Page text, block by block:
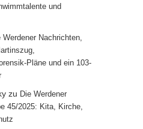
und
Werdener Nachrichten,
Pläne und ein 103-
zu Die Werdener
45/2025: Kita, Kirche,